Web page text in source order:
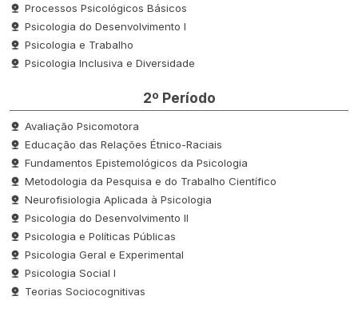
Processos Psicológicos Básicos
Psicologia do Desenvolvimento I
Psicologia e Trabalho
Psicologia Inclusiva e Diversidade
2º Período
Avaliação Psicomotora
Educação das Relações Étnico-Raciais
Fundamentos Epistemológicos da Psicologia
Metodologia da Pesquisa e do Trabalho Científico
Neurofisiologia Aplicada à Psicologia
Psicologia do Desenvolvimento II
Psicologia e Políticas Públicas
Psicologia Geral e Experimental
Psicologia Social I
Teorias Sociocognitivas